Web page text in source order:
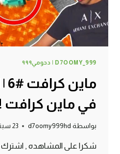
D7OOMY_999 | دحومي٩٩٩
في ماين كرافت !
بواسطة d7oomy999hd 23 سبتمبر، 2019
شكرا على المشاهده , اشترك